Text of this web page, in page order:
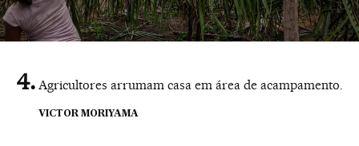
Agricultores arrumam casa em área de acampamento.
VICTOR MORIYAMA